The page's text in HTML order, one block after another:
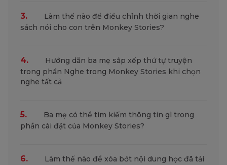
3.
Làm thế nào để điều chỉnh thời gian nghe
sách nói cho con trên Monkey Stories?
4.
Hướng dẫn ba mẹ sắp xếp thứ tự truyện
trong phần Nghe trong Monkey Stories khi chọn
nghe tất cả
5.
Ba mẹ có thể tìm kiếm thông tin gì trong
phần cài đặt của Monkey Stories?
6.
Làm thế nào để xóa bớt nội dung học đã tải